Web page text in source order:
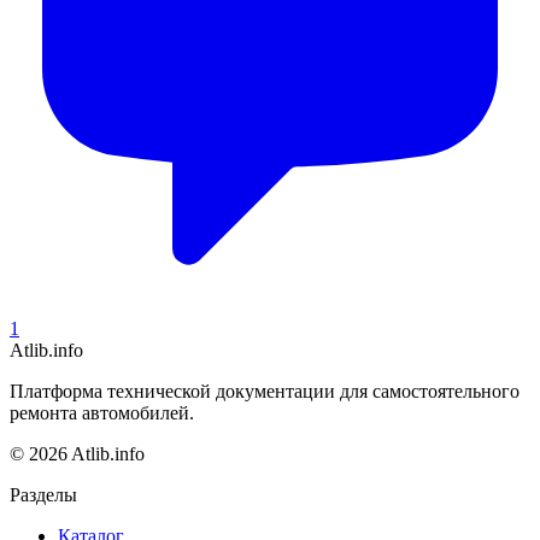
1
Atlib.info
Платформа технической документации для самостоятельного
ремонта автомобилей.
© 2026 Atlib.info
Разделы